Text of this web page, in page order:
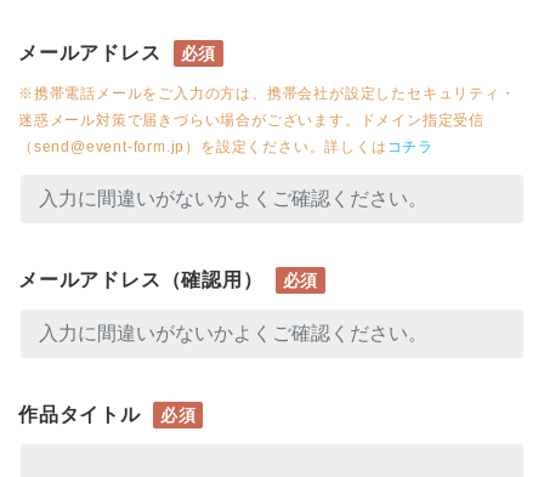
メールアドレス 必須
※携帯電話メールをご入力の方は、携帯会社が設定したセキュリティ・
迷惑メール対策で届きづらい場合がございます。ドメイン指定受信
（send@event-form.jp）を設定ください。詳しくは コチラ
メールアドレス（確認用） 必須
作品タイトル 必須